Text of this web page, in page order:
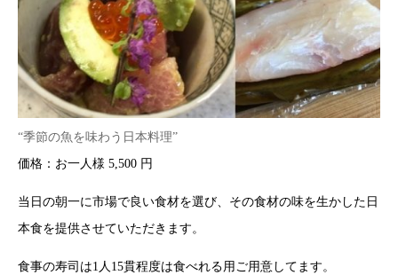
“季節の魚を味わう日本料理”
価格：お一人様 5,500 円
当日の朝一に市場で良い食材を選び、その食材の味を生かした日
本食を提供させていただきます。
食事の寿司は1人15貫程度は食べれる用ご用意してます。